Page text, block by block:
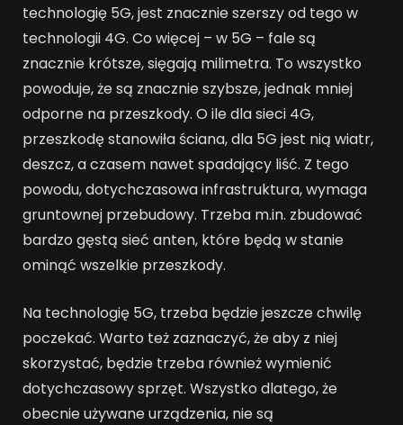
technologię 5G, jest znacznie szerszy od tego w
technologii 4G. Co więcej – w 5G – fale są
znacznie krótsze, sięgają milimetra. To wszystko
powoduje, że są znacznie szybsze, jednak mniej
odporne na przeszkody. O ile dla sieci 4G,
przeszkodę stanowiła ściana, dla 5G jest nią wiatr,
deszcz, a czasem nawet spadający liść. Z tego
powodu, dotychczasowa infrastruktura, wymaga
gruntownej przebudowy. Trzeba m.in. zbudować
bardzo gęstą sieć anten, które będą w stanie
ominąć wszelkie przeszkody.
Na technologię 5G, trzeba będzie jeszcze chwilę
poczekać. Warto też zaznaczyć, że aby z niej
skorzystać, będzie trzeba również wymienić
dotychczasowy sprzęt. Wszystko dlatego, że
obecnie używane urządzenia, nie są